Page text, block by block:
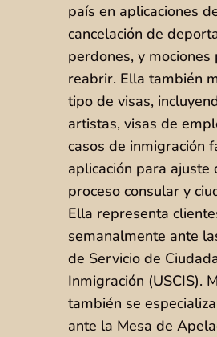
país en aplicaciones
cancelación de
perdones, y mociones
reabrir. Ella también
tipo de visas,
artistas, visas de
casos de inmigración
aplicación para ajuste
proceso consular y
Ella representa
semanalmente ante
de Servicio de
Inmigración (USCIS).
también se
ante la Mesa de